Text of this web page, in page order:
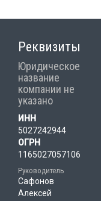
Реквизиты
Юридическое
название
компании не
указано
ИНН
5027242944
ОГРН
1165027057106
Руководитель
Сафонов
Алексей